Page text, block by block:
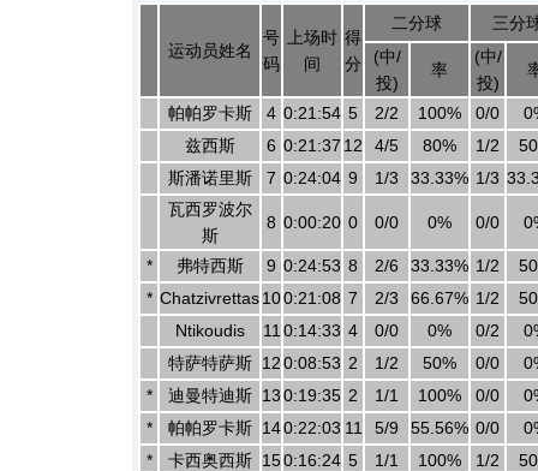
运动员姓名
号
码
上场时
间
得
分
二分球
三分
(中/
投)
率
(中/
投)
帕帕罗卡斯 4 0:21:54 5 2/2 100% 0/0
兹西斯
6 0:21:37 12 4/5 80% 1/2
斯潘诺里斯
7 0:24:04 9 1/3 33.33% 1/3
瓦西罗波尔
斯
8 0:00:20 0 0/0 0% 0/0
* 弗特西斯 9 0:24:53 8 2/6 33.33% 1/2
* Chatzivrettas100:21:08 7 2/3 66.67% 1/2
Ntikoudis
11 0:14:33 4 0/0 0% 0/2
特萨特萨斯 120:08:53 2 1/2 50% 0/0
*
迪曼特迪斯 130:19:35 2 1/1 100% 0/0
*
帕帕罗卡斯 140:22:03 11 5/9 55.56% 0/0
*
卡西奥西斯 150:16:24 5 1/1 100% 1/2